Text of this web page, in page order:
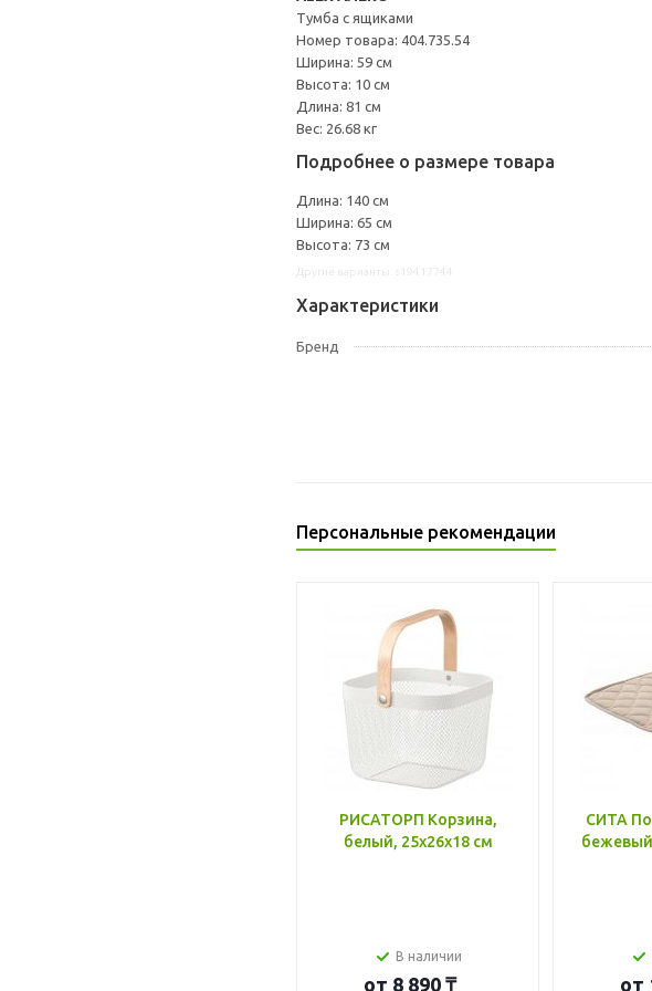
Тумба с ящиками
Номер товара: 404.735.54
Ширина: 59 см
Высота: 10 см
Длина: 81 см
Вес: 26.68 кг
Подробнее о размере товара
Длина: 140 см
Ширина: 65 см
Высота: 73 см
Характеристики
Бренд
Персональные рекомендации
РИСАТОРП Корзина,
белый, 25x26x18 см
В наличии
от 8 890 ₸
СИТА
от